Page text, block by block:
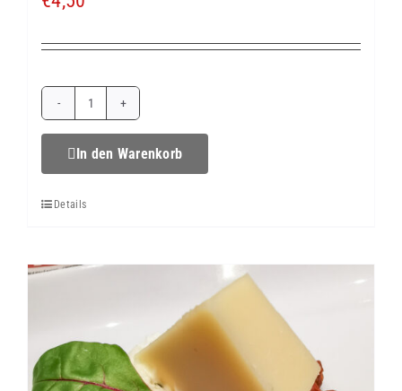
Lachsröllchen
mit
In den Warenkorb
Details